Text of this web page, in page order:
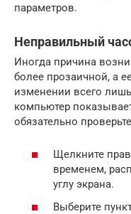
параметров.
Неправильный
Иногда причина
более прозаичной, а
изменении всего
компьютер
обязательно
Щелкните
временем,
углу экрана.
Выберите